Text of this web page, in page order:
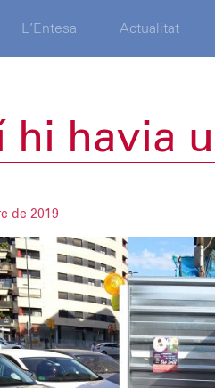
L’Entesa Actualitat
hi havia
de 2019